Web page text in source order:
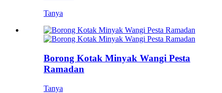
Tanya
Borong Kotak Minyak Wangi Pesta
Ramadan
Tanya